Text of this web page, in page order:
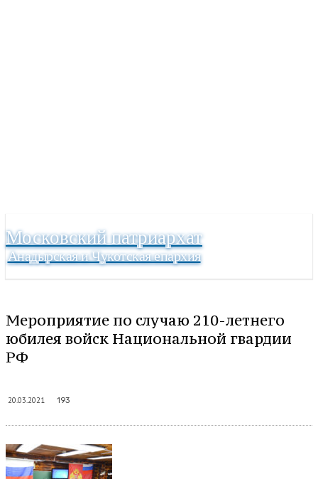
Московский патриархат
Анадырская и Чукотская епархия
Мероприятие по случаю 210-летнего
юбилея войск Национальной гвардии
РФ
20.03.2021 193